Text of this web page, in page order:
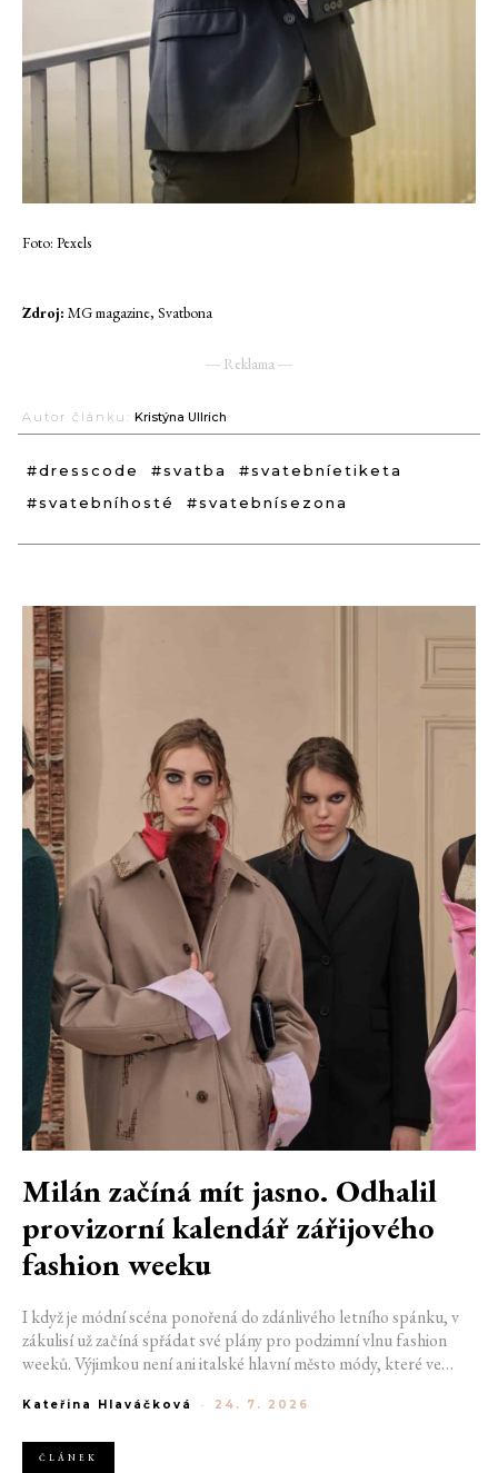
Foto: Pexels
Zdroj: MG magazine, Svatbona
― Reklama ―
Autor článku: Kristýna Ullrich
#dresscode #svatba
#svatebníetiketa
#svatebníhosté
#svatebnísezona
Milán začíná mít jasno. Odhalil
provizorní kalendář zářijového
fashion weeku
I když je módní scéna ponořená do zdánlivého letního spánku, v
zákulisí už začíná spřádat své plány pro podzimní vlnu fashion
weeků. Výjimkou není ani italské hlavní město módy, které ve
22. do 28. září přivítá tradiční jména, pozornost však zaměří
Moschino.
Kateřina Hlaváčková - 24. 7. 2026
ČLÁNEK